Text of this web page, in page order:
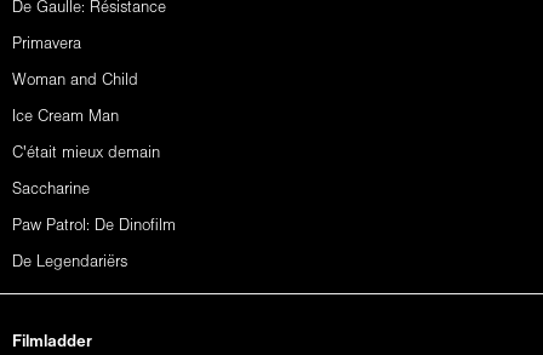
De Gaulle: Résistance
Primavera
Woman and Child
Ice Cream Man
C'était mieux demain
Saccharine
Paw Patrol: De Dinofilm
De Legendariërs
Filmladder